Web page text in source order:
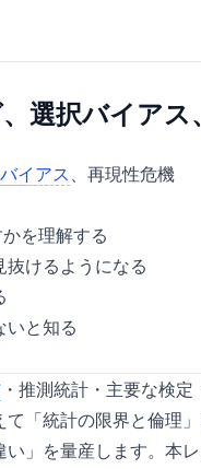
選択バイアス
バイアス 、再現性危機
を理解する
抜けるようになる
いと知る
・推測統計・主要な検
「統計の限界と倫理
」を量産します。本